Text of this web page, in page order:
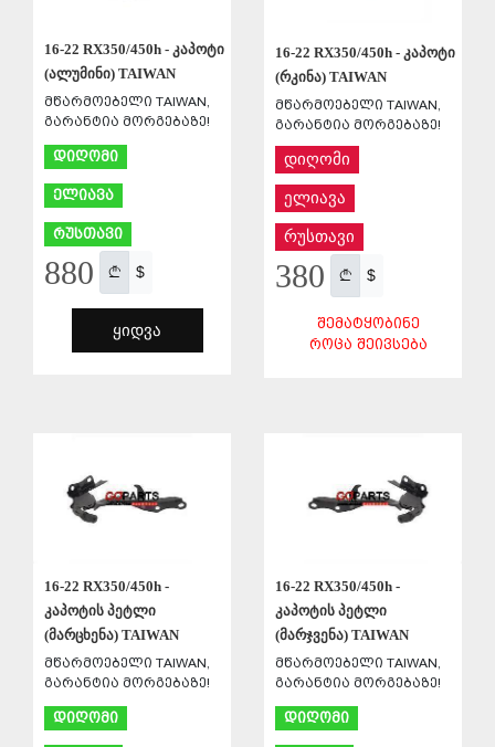
16-22 RX350/450h - კაპოტი
(ალუმინი) TAIWAN
მწარმოებელი TAIWAN,
გარანტია მორგებაზე!
დიღომი
ელიავა
რუსთავი
880 $
ᲧᲘᲓᲕᲐ
16-22 RX350/450h - კაპოტი
(რკინა) TAIWAN
მწარმოებელი TAIWAN,
გარანტია მორგებაზე!
დიღომი
ელიავა
რუსთავი
380 $
ᲨᲔᲛᲐᲢᲧᲝᲑᲘᲜᲔ
ᲠᲝᲪᲐ ᲨᲔᲘᲕᲡᲔᲑᲐ
16-22 RX350/450h -
კაპოტის პეტლი
(მარცხენა) TAIWAN
მწარმოებელი TAIWAN,
გარანტია მორგებაზე!
დიღომი
16-22 RX350/450h -
კაპოტის პეტლი
(მარჯვენა) TAIWAN
მწარმოებელი TAIWAN,
გარანტია მორგებაზე!
დიღომი